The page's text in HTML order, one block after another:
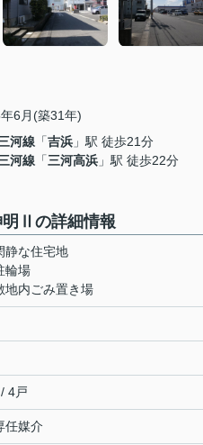
6月(築31年)
河線 「吉浜 」駅 徒歩21分
河線 「三河高浜 」駅 徒歩22分
明Ⅱの詳細情報
静な住宅地
輪場
地内ごみ置き場
4戸
任媒介